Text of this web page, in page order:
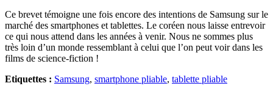
Ce brevet témoigne une fois encore des intentions de Samsung sur le
marché des smartphones et tablettes. Le coréen nous laisse entrevoir
ce qui nous attend dans les années à venir. Nous ne sommes plus
très loin d’un monde ressemblant à celui que l’on peut voir dans les
films de science-fiction !
Etiquettes : Samsung, smartphone pliable, tablette pliable